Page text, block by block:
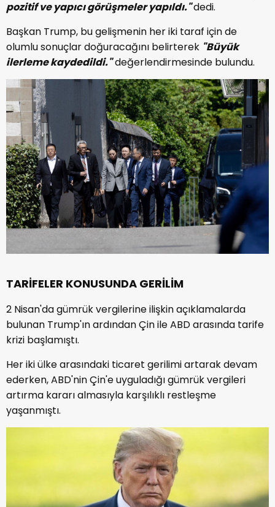
pozitif ve yapıcı görüşmeler yapıldı."dedi.
Başkan Trump, bu gelişmenin her iki taraf için de
olumlu sonuçlar doğuracağını belirterek "Büyük
ilerleme kaydedildi."değerlendirmesinde bulundu.
TARİFELER KONUSUNDA GERİLİM
2 Nisan'da gümrük vergilerine ilişkin açıklamalarda
bulunan Trump'ın ardından Çin ile ABD arasında tarife
krizi başlamıştı.
Her iki ülke arasındaki ticaret gerilimi artarak devam
ederken, ABD'nin Çin'e uyguladığı gümrük vergileri
artırma kararı almasıyla karşılıklı restleşme
yaşanmıştı.